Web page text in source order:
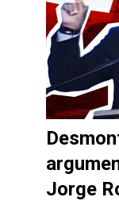
Jorge